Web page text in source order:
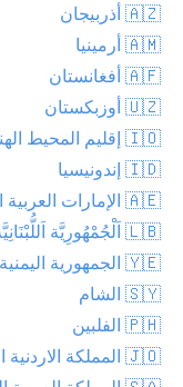
🇦🇿 أذربيجان
🇦🇲 أرمينيا
🇦🇫 أفغانستان
🇺🇿 أوزبكستان
🇮🇴 إقليم المحيط الهندي البريطاني
🇮🇩 إندونيسيا
🇦🇪 الإمارات العربية المتحدة
🇱🇧 اَلْجُمْهُورِيَّة اَللُّبْنَانِيَّة
🇾🇪 الجمهورية اليمنية
🇸🇾 الشام
🇵🇭 الفلبين
🇯🇴 المملكة الاردنية الهاشمية